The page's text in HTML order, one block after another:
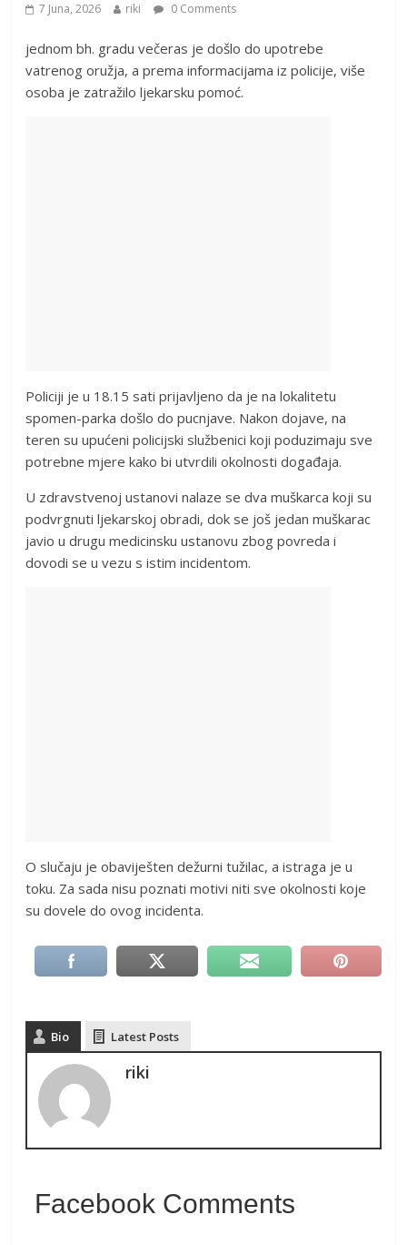
7 Juna, 2026 riki 0 Comments
jednom bh. gradu večeras je došlo do upotrebe
vatrenog oružja, a prema informacijama iz policije, više
osoba je zatražilo ljekarsku pomoć.
Policiji je u 18.15 sati prijavljeno da je na lokalitetu
spomen-parka došlo do pucnjave. Nakon dojave, na
teren su upućeni policijski službenici koji poduzimaju sve
potrebne mjere kako bi utvrdili okolnosti događaja.
U zdravstvenoj ustanovi nalaze se dva muškarca koji su
podvrgnuti ljekarskoj obradi, dok se još jedan muškarac
javio u drugu medicinsku ustanovu zbog povreda i
dovodi se u vezu s istim incidentom.
O slučaju je obaviješten dežurni tužilac, a istraga je u
toku. Za sada nisu poznati motivi niti sve okolnosti koje
su dovele do ovog incidenta.
Bio Latest Posts
riki
Facebook Comments